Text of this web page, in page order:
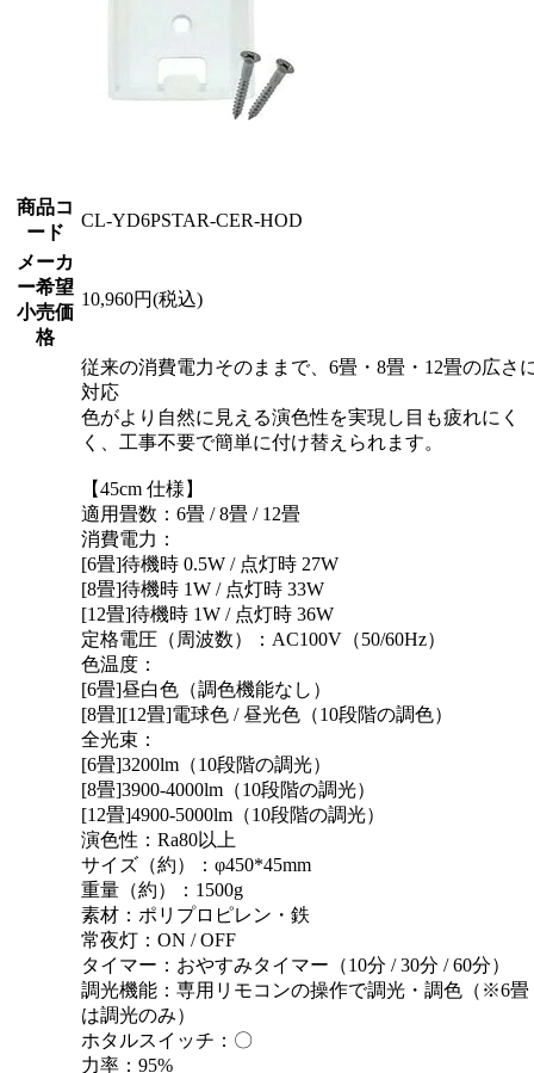
商品コ
ード
CL-YD6PSTAR-CER-HOD
メーカ
ー希望
小売価
格
10,960円(税込)
従来の消費電力そのままで、6畳・8畳・12畳の広さ
対応
色がより自然に見える演色性を実現し目も疲れにく
く、工事不要で簡単に付け替えられます。
【45cm 仕様】
適用畳数：6畳 / 8畳 / 12畳
消費電力：
[6畳]待機時 0.5W / 点灯時 27W
[8畳]待機時 1W / 点灯時 33W
[12畳]待機時 1W / 点灯時 36W
定格電圧（周波数）：AC100V（50/60Hz）
色温度：
[6畳]昼白色（調色機能なし）
[8畳][12畳]電球色 / 昼光色（10段階の調色）
全光束：
[6畳]3200lm（10段階の調光）
[8畳]3900-4000lm（10段階の調光）
[12畳]4900-5000lm（10段階の調光）
演色性：Ra80以上
サイズ（約）：φ450*45mm
重量（約）：1500g
素材：ポリプロピレン・鉄
常夜灯：ON / OFF
タイマー：おやすみタイマー（10分 / 30分 / 60分）
調光機能：専用リモコンの操作で調光・調色（※6畳
は調光のみ）
ホタルスイッチ：〇
力率：95%